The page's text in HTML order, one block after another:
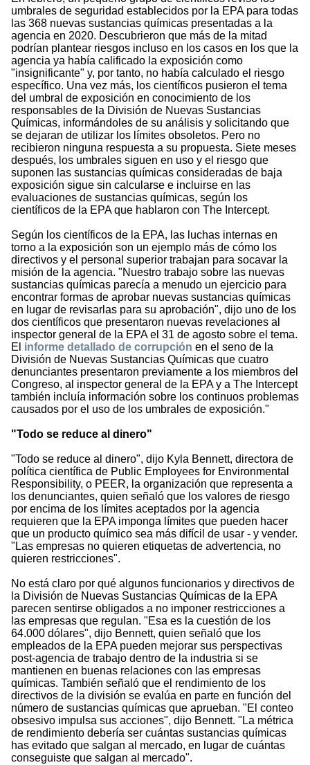
umbrales de seguridad establecidos por la EPA para todas
las 368 nuevas sustancias químicas presentadas a la
agencia en 2020. Descubrieron que más de la mitad
podrían plantear riesgos incluso en los casos en los que la
agencia ya había calificado la exposición como
"insignificante" y, por tanto, no había calculado el riesgo
específico. Una vez más, los científicos pusieron el tema
del umbral de exposición en conocimiento de los
responsables de la División de Nuevas Sustancias
Químicas, informándoles de su análisis y solicitando que
se dejaran de utilizar los límites obsoletos. Pero no
recibieron ninguna respuesta a su propuesta. Siete meses
después, los umbrales siguen en uso y el riesgo que
suponen las sustancias químicas consideradas de baja
exposición sigue sin calcularse e incluirse en las
evaluaciones de sustancias químicas, según los
científicos de la EPA que hablaron con The Intercept.
Según los científicos de la EPA, las luchas internas en
torno a la exposición son un ejemplo más de cómo los
directivos y el personal superior trabajan para socavar la
misión de la agencia. "Nuestro trabajo sobre las nuevas
sustancias químicas parecía a menudo un ejercicio para
encontrar formas de aprobar nuevas sustancias químicas
en lugar de revisarlas para su aprobación", dijo uno de los
dos científicos que presentaron nuevas revelaciones al
inspector general de la EPA el 31 de agosto sobre el tema.
El informe detallado de corrupción en el seno de la
División de Nuevas Sustancias Químicas que cuatro
denunciantes presentaron previamente a los miembros del
Congreso, al inspector general de la EPA y a The Intercept
también incluía información sobre los continuos problemas
causados por el uso de los umbrales de exposición."
"Todo se reduce al dinero"
"Todo se reduce al dinero", dijo Kyla Bennett, directora de
política científica de Public Employees for Environmental
Responsibility, o PEER, la organización que representa a
los denunciantes, quien señaló que los valores de riesgo
por encima de los límites aceptados por la agencia
requieren que la EPA imponga límites que pueden hacer
que un producto químico sea más difícil de usar - y vender.
"Las empresas no quieren etiquetas de advertencia, no
quieren restricciones".
No está claro por qué algunos funcionarios y directivos de
la División de Nuevas Sustancias Químicas de la EPA
parecen sentirse obligados a no imponer restricciones a
las empresas que regulan. "Esa es la cuestión de los
64.000 dólares", dijo Bennett, quien señaló que los
empleados de la EPA pueden mejorar sus perspectivas
post-agencia de trabajo dentro de la industria si se
mantienen en buenas relaciones con las empresas
químicas. También señaló que el rendimiento de los
directivos de la división se evalúa en parte en función del
número de sustancias químicas que aprueban. "El conteo
obsesivo impulsa sus acciones", dijo Bennett. "La métrica
de rendimiento debería ser cuántas sustancias químicas
has evitado que salgan al mercado, en lugar de cuántas
conseguiste que salgan al mercado".